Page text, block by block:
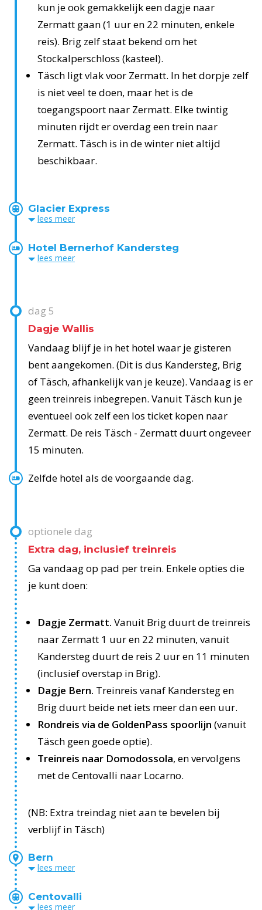
kun je ook gemakkelijk een dagje naar
Zermatt gaan (1 uur en 22 minuten, enkele
reis). Brig zelf staat bekend om het
Stockalperschloss (kasteel).
Täsch ligt vlak voor Zermatt. In het dorpje zelf
is niet veel te doen, maar het is de
toegangspoort naar Zermatt. Elke twintig
minuten rijdt er overdag een trein naar
Zermatt. Täsch is in de winter niet altijd
beschikbaar.
Glacier Express
lees meer
Hotel Bernerhof Kandersteg
lees meer
dag 5
Dagje Wallis
Vandaag blijf je in het hotel waar je gisteren
bent aangekomen. (Dit is dus Kandersteg, Brig
of Täsch, afhankelijk van je keuze). Vandaag is er
geen treinreis inbegrepen. Vanuit Täsch kun je
eventueel ook zelf een los ticket kopen naar
Zermatt. De reis Täsch - Zermatt duurt ongeveer
15 minuten.
Zelfde hotel als de voorgaande dag.
optionele dag
Extra dag, inclusief treinreis
Ga vandaag op pad per trein. Enkele opties die
je kunt doen:
Dagje Zermatt. Vanuit Brig duurt de treinreis
naar Zermatt 1 uur en 22 minuten, vanuit
Kandersteg duurt de reis 2 uur en 11 minuten
(inclusief overstap in Brig).
Dagje Bern. Treinreis vanaf Kandersteg en
Brig duurt beide net iets meer dan een uur.
Rondreis via de GoldenPass spoorlijn (vanuit
Täsch geen goede optie).
Treinreis naar Domodossola, en vervolgens
met de Centovalli naar Locarno.
(NB: Extra treindag niet aan te bevelen bij
verblijf in Täsch)
Bern
lees meer
Centovalli
lees meer